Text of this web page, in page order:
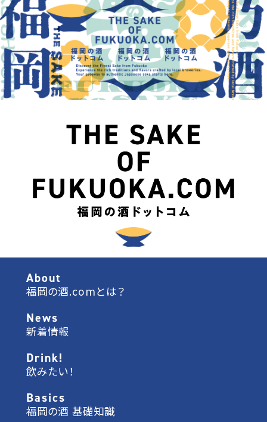
About
福岡の酒.comとは？
News
新着情報
Drink!
飲みたい！
Basics
福岡の酒 基礎知識